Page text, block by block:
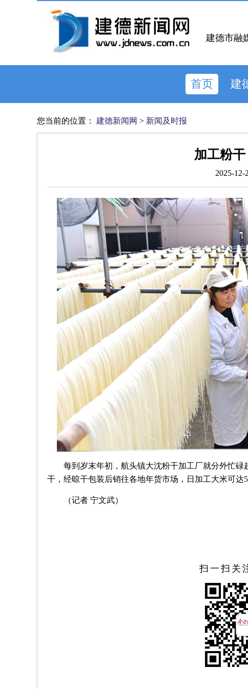
建德市融
首页 建
您当前的位置： 建德新闻网 > 新闻及时报
加工粉
2025-12-
每到岁末年初，航头镇大沈粉干加工厂就分外忙
干，经晾干包装后销往各地年货市场，日加工大米可达
（记者 宁文武）
扫一扫关